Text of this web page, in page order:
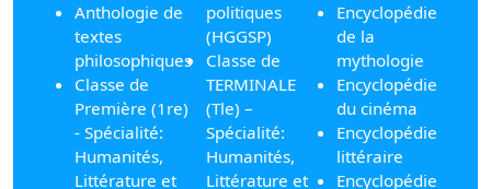
Anthologie de
textes
philosophiques
Classe de
Première (1re)
- Spécialité:
Humanités,
Littérature et
politiques
(HGGSP)
Classe de
TERMINALE
(Tle) –
Spécialité:
Humanités,
Littérature et
Encyclopédie
de la
mythologie
Encyclopédie
du cinéma
Encyclopédie
littéraire
Encyclopédie